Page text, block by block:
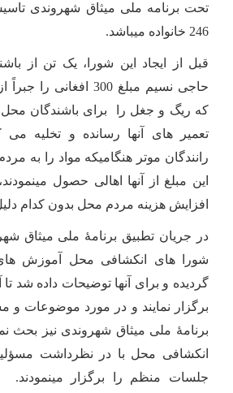
تحت برنامه ملی میثاق شهروندی
246 خانواده میباشد.
قبل از ایجاد این شورا، یک تن از
حاجی نسیم مبلغ 300
که ریگ و جغل را برای باشندگان
تعمیر های آنها رسانده و تخلیه می
رانندگان موتر هنگامیکه مواد را به
این مبلغ از آنها اهالی حصول
افزایش هزینه مردم محل بدون کدام
در جریان تطبیق برنامۀ ملی میثاق
شورا های انکشافی محل آموزش
گردیده و برای آنها توضیحاتداده شد تا
برگزار نمایند و در مورد موضوعات و
برنامۀ ملی میثاق شهروندی نیز بحث
انکشافی محل با در نظرداشت
جلسات منظم را برگزار مینمودند.